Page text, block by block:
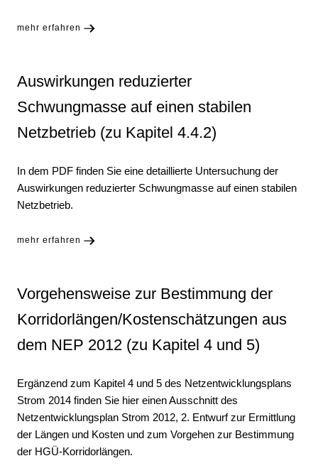
mehr erfahren
Auswirkungen reduzierter
Schwungmasse auf einen stabilen
Netzbetrieb (zu Kapitel 4.4.2)
In dem PDF finden Sie eine detaillierte Untersuchung der
Auswirkungen reduzierter Schwungmasse auf einen stabilen
Netzbetrieb.
mehr erfahren
Vorgehensweise zur Bestimmung der
Korridorlängen/Kostenschätzungen aus
dem NEP 2012 (zu Kapitel 4 und 5)
Ergänzend zum Kapitel 4 und 5 des Netzentwicklungsplans
Strom 2014 finden Sie hier einen Ausschnitt des
Netzentwicklungsplan Strom 2012, 2. Entwurf zur Ermittlung
der Längen und Kosten und zum Vorgehen zur Bestimmung
der HGÜ-Korridorlängen.